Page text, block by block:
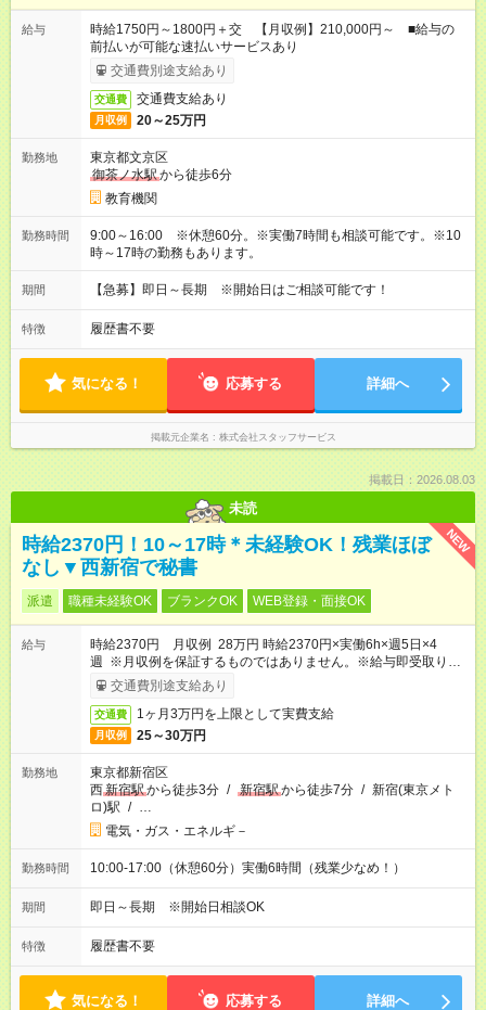
給与
時給1750円～1800円＋交 【月収例】210,000円～ ■給与の
前払いが可能な速払いサービスあり
交通費別途支給あり
交通費 交通費支給あり
月収例 20～25万円
勤務地
東京都文京区
御茶ノ水駅から徒歩6分
教育機関
勤務時間
9:00～16:00 ※休憩60分。※実働7時間も相談可能です。※10
時～17時の勤務もあります。
期間 【急募】即日～長期 ※開始日はご相談可能です！
特徴 履歴書不要
気になる！ 応募する 詳細へ
掲載元企業名 株式会社スタッフサービス
掲載日：2026.08.03
未読
NEW
時給2370円！10～17時＊未経験OK！残業ほぼ
なし▼西新宿で秘書
派遣 職種未経験OK ブランクOK WEB登録・面接OK
給与
時給2370円 月収例 28万円 時給2370円×実働6h×週5日×4
週 ※月収例を保証するものではありません。※給与即受取りサ
ービス利用可（利用条件有）
交通費別途支給あり
交通費 1ヶ月3万円を上限として実費支給
月収例 25～30万円
勤務地
東京都新宿区
西新宿駅から徒歩3分 / 新宿駅から徒歩7分 / 新宿(東京メト
ロ)駅 / …
電気・ガス・エネルギ－
勤務時間 10:00-17:00（休憩60分）実働6時間（残業少なめ！）
期間 即日～長期 ※開始日相談OK
特徴 履歴書不要
気になる！ 応募する 詳細へ